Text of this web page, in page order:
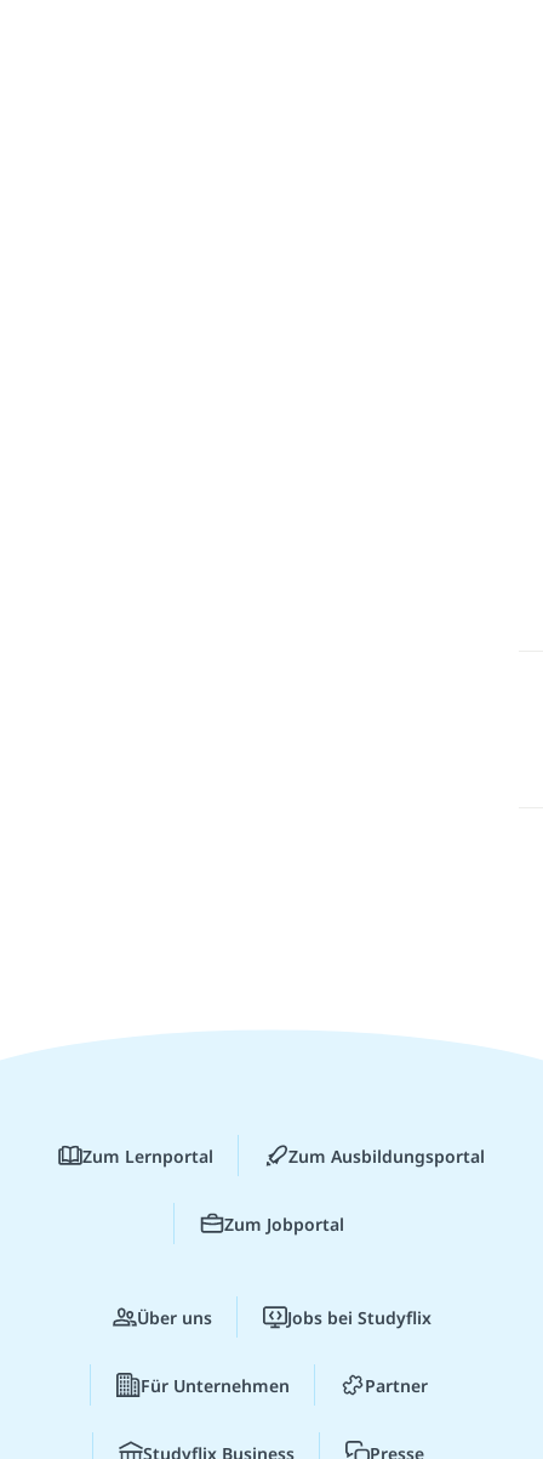
Zum Lernportal Zum Ausbildungsportal
Zum Jobportal
Über uns Jobs bei Studyflix
Für Unternehmen Partner
Studyflix Business Presse